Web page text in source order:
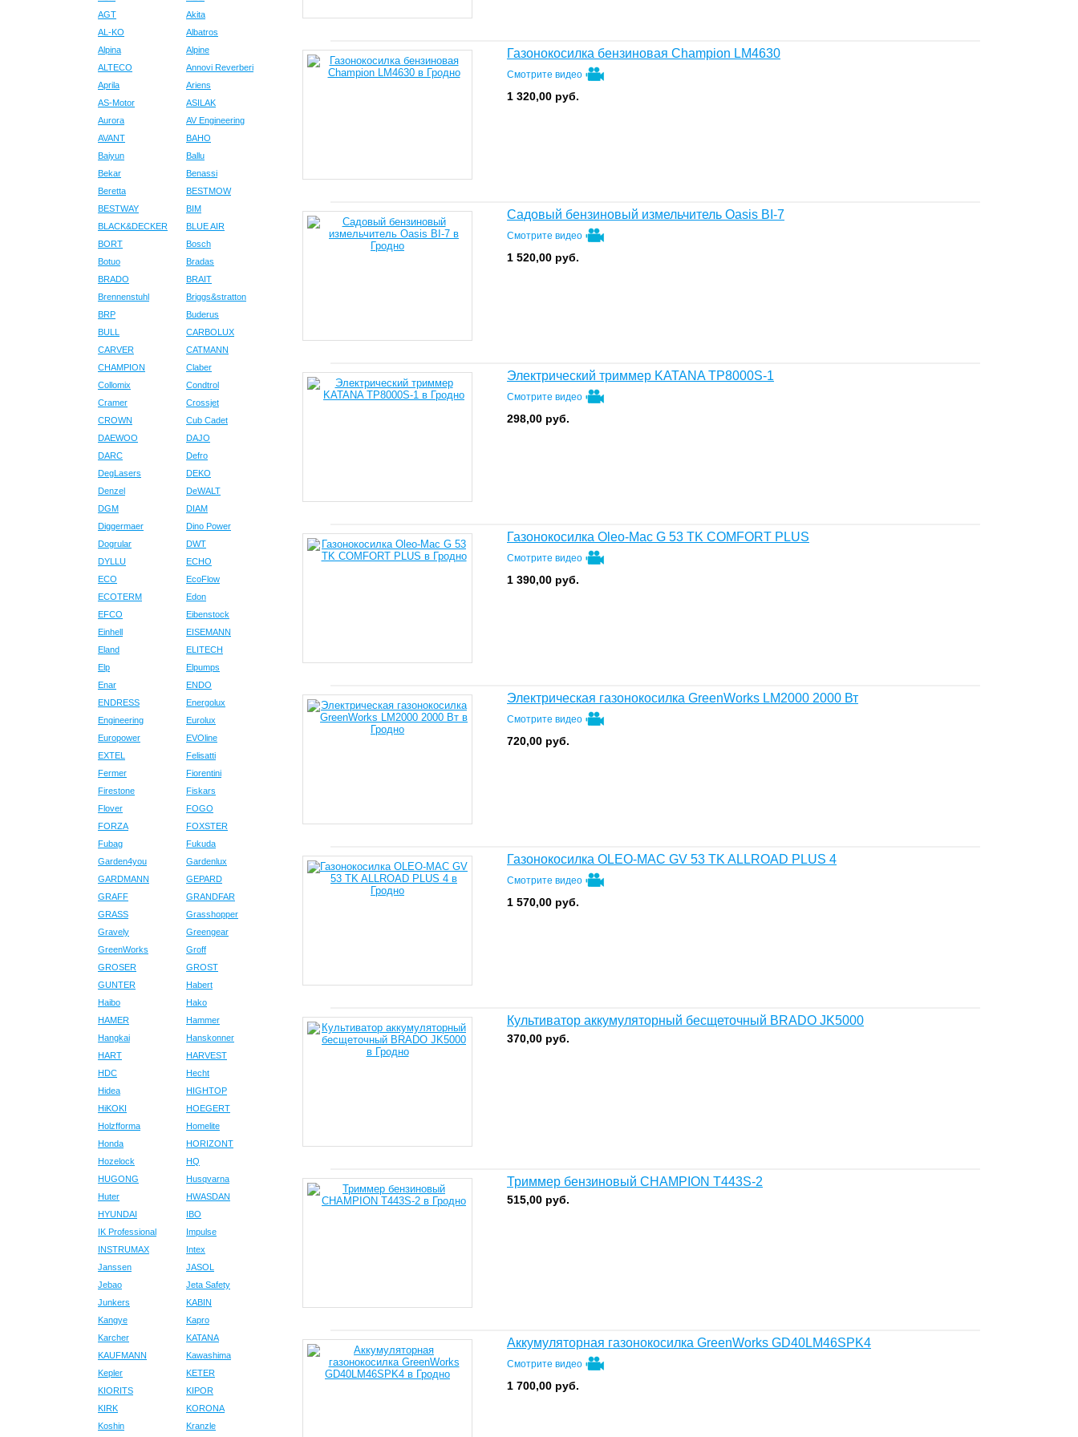
AGT
Akita
AL-KO
Albatros
Alpina
Alpine
ALTECO
Annovi Reverberi
Aprila
Ariens
AS-Motor
ASILAK
Aurora
AV Engineering
AVANT
BAHO
Baiyun
Ballu
Bekar
Benassi
Beretta
BESTMOW
BESTWAY
BIM
BLACK&DECKER
BLUE AIR
BORT
Bosch
Botuo
Bradas
BRADO
BRAIT
Brennenstuhl
Briggs&stratton
BRP
Buderus
BULL
CARBOLUX
CARVER
CATMANN
CHAMPION
Claber
Collomix
Condtrol
Cramer
Crossjet
CROWN
Cub Cadet
DAEWOO
DAJO
DARC
Defro
DegLasers
DEKO
Denzel
DeWALT
DGM
DIAM
Diggermaer
Dino Power
Dogrular
DWT
DYLLU
ECHO
ECO
EcoFlow
ECOTERM
Edon
EFCO
Eibenstock
Einhell
EISEMANN
Eland
ELITECH
Elp
Elpumps
Enar
ENDO
ENDRESS
Energolux
Engineering
Eurolux
Europower
EVOline
EXTEL
Felisatti
Fermer
Fiorentini
Firestone
Fiskars
Flover
FOGO
FORZA
FOXSTER
Fubag
Fukuda
Garden4you
Gardenlux
GARDMANN
GEPARD
GRAFF
GRANDFAR
GRASS
Grasshopper
Gravely
Greengear
GreenWorks
Groff
GROSER
GROST
GUNTER
Habert
Haibo
Hako
HAMER
Hammer
Hangkai
Hanskonner
HART
HARVEST
HDC
Hecht
Hidea
HIGHTOP
HiKOKI
HOEGERT
Holzfforma
Homelite
Honda
HORIZONT
Hozelock
HQ
HUGONG
Husqvarna
Huter
HWASDAN
HYUNDAI
IBO
IK Professional
Impulse
INSTRUMAX
Intex
Janssen
JASOL
Jebao
Jeta Safety
Junkers
KABIN
Kangye
Kapro
Karcher
KATANA
KAUFMANN
Kawashima
Kepler
KETER
KIORITS
KIPOR
KIRK
KORONA
Koshin
Kranzle
Robomow
Rossel
Shtenli
Skiper
Spec
STARTUL
Steinve
Tecomec
TOR
ZENIT
ZEUS
Вихрь
ВРМЗ Дровосек
Зубр
Интерскол
Калибр Кентавр
МАГНУМ
Парма
Газонокосилка бензиновая Champion LM4630
Смотрите видео
1 320,00 руб.
Садовый бензиновый измельчитель Oasis BI-7
Смотрите видео
1 520,00 руб.
Электрический триммер KATANA TP8000S-1
Смотрите видео
298,00 руб.
Газонокосилка Oleo-Mac G 53 TK COMFORT PLUS
Смотрите видео
1 390,00 руб.
Электрическая газонокосилка GreenWorks LM2000 2000 Вт
Смотрите видео
720,00 руб.
Газонокосилка OLEO-MAC GV 53 TK ALLROAD PLUS 4
Смотрите видео
1 570,00 руб.
Культиватор аккумуляторный бесщеточный BRADO JK5000
370,00 руб.
Триммер бензиновый CHAMPION T443S-2
515,00 руб.
Аккумуляторная газонокосилка GreenWorks GD40LM46SPK4
Смотрите видео
1 700,00 руб.